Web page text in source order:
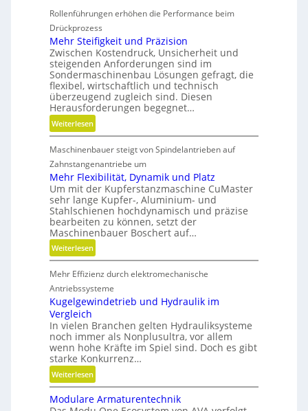
r
z
e
s
s
e
i
t
s
e
c
h
s
F
r
e
i
t
s
g
r
a
d
e
n
k
b
f
ä
l
l
e
v
e
r
m
e
i
d
e
n
w
i
r
b
e
l
t
u
n
d
c
h
t
g
e
s
c
h
l
i
f
f
e
n
Rollenführungen erhöhen die Performance beim
Drückprozess
Mehr Steifigkeit und Präzision
Zwischen Kostendruck, Unsicherheit und
steigenden Anforderungen sind im
Sondermaschinenbau Lösungen gefragt, die
flexibel, wirtschaftlich und technisch
überzeugend zugleich sind. Diesen
Herausforderungen begegnet…
Weiterlesen:
M
e
h
r
S
t
e
i
f
i
k
e
i
u
n
d
r
ä
Maschinenbauer steigt von Spindelantrieben auf
Zahnstangenantriebe um
Mehr Flexibilität, Dynamik und Platz
Um mit der Kupferstanzmaschine CuMaster
sehr lange Kupfer-, Aluminium- und
Stahlschienen hochdynamisch und präzise
bearbeiten zu können, setzt der
Maschinenbauer Boschert auf…
Weiterlesen:
M
e
h
r
l
e
x
i
b
i
l
Mehr Effizienz durch elektromechanische
Antriebssysteme
Kugelgewindetrieb und Hydraulik im
Vergleich
In vielen Branchen gelten Hydrauliksysteme
noch immer als Nonplusultra, vor allem
wenn hohe Kräfte im Spiel sind. Doch es gibt
starke Konkurrenz…
Weiterlesen:
K
u
Modulare Armaturentechnik